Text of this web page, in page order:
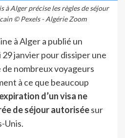
à Alger précise les règles de séjour
© Pexels - Algérie Zoom
à Alger a publié un
janvier pour dissiper une
nombreux voyageurs
à ce que beaucoup
d’un visa ne
de séjour autoriséesur
Unis.